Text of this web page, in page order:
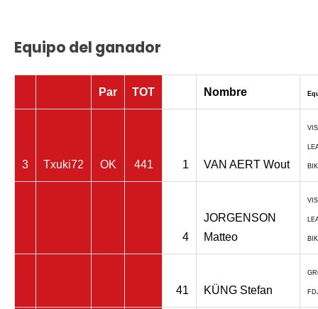
Equipo del ganador
Par TOT Nombre
3 Txuki72 OK 441 1 VAN AERT Wout
4
JORGENSON
Matteo
41 KÜNG Stefan